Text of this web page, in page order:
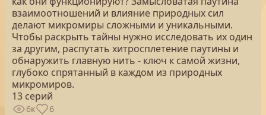
взаимоотношений и влияние природных сил
делают микромиры сложными и уникальными.
Чтобы раскрыть тайны нужно исследовать их один
за другим, распутать хитросплетение паутины и
обнаружить главную нить - ключ к самой жизни,
глубоко спрятанный в каждом из природных
микромиров.
13 серий
6к 6